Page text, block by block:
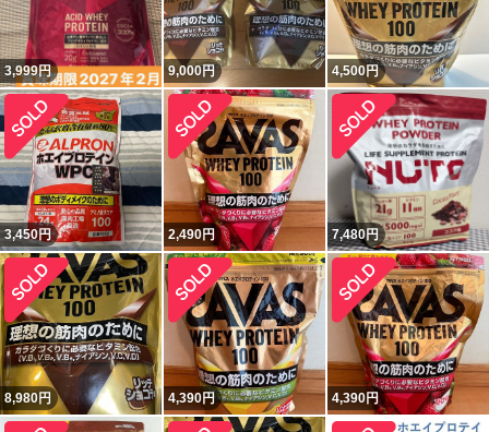
3,999円 9,000円 4,500円
3,450円 2,490円 7,480円
8,980円 4,390円 4,390円